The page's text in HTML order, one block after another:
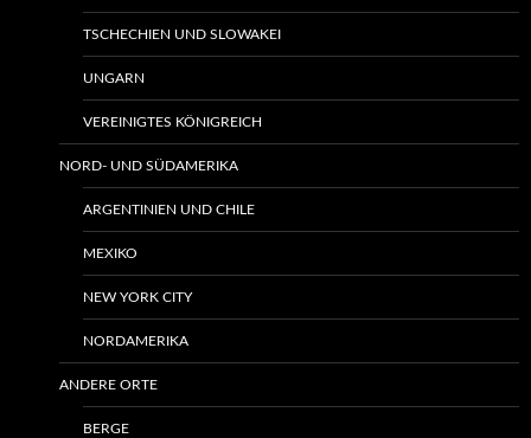
TSCHECHIEN UND SLOWAKEI
UNGARN
VEREINIGTES KÖNIGREICH
NORD- UND SÜDAMERIKA
ARGENTINIEN UND CHILE
MEXIKO
NEW YORK CITY
NORDAMERIKA
ANDERE ORTE
BERGE